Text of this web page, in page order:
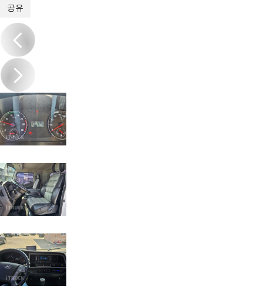
공유
/17